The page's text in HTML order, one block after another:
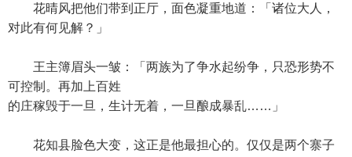
花晴风把他们带到正厅，面色凝重地道：「诸位大人，
对此有何见解？」
王主簿眉头一皱：「两族为了争水起纷争，只恐形势不
可控制。再加上百姓
的庄稼毁于一旦，生计无着，一旦酿成暴乱……」
花知县脸色大变，这正是他最担心的。仅仅是两个寨子